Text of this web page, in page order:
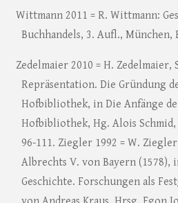
Wittmann 2011 = R. Wittmann:
Buchhandels, 3. Aufl., München,
Zedelmaier 2010 = H. Zedelmaier,
Repräsentation. Die Gründung
Hofbibliothek, in Die Anfänge
Hofbibliothek, Hg. Alois Schmid,
96-111. Ziegler 1992 = W.
Albrechts V. von Bayern (1578),
Geschichte. Forschungen als